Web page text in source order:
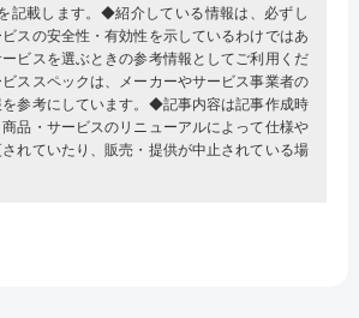
記載します。◆紹介している情報は、必ずし
スの安全性・有効性を示しているわけではあ
ビスを選ぶときの参考情報としてご利用くだ
ススペックは、メーカーやサービス事業者の
参考にしています。◆記事内容は記事作成時
品・サービスのリニューアルによって仕様や
れていたり、販売・提供が中止されている場